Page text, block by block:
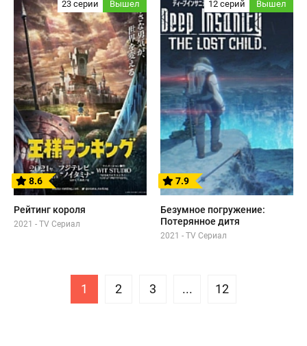
23 серии Вышел
8.6
Рейтинг короля
2021 - TV Сериал
12 серий Вышел
7.9
Безумное погружение:
Потерянное дитя
2021 - TV Сериал
1 2 3 ... 12